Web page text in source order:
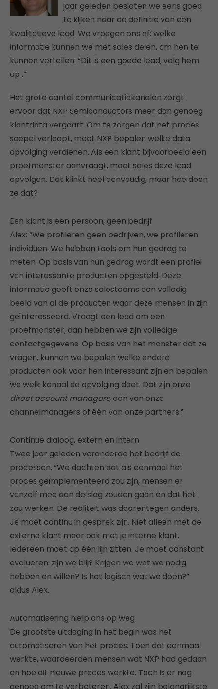
jaar geleden besloten we eens goed
te kijken naar de definitie van een
kwalitatieve lead. We vroegen ons af: welke
informatie kunnen we met sales delen, om hen te
kunnen vertellen: “Dit is een goede lead, volg hem
op .”
Het grote aantal communicatiekanalen zorgt
ervoor dat NXP Semiconductors meer dan genoeg
klantdata vergaart. Om te zorgen dat het proces
soepel verloopt, moet NXP bepalen welke data
opvolging verdienen. Als een klant bijvoorbeeld een
proefmonster aanvraagt, moet sales deze lead
opvolgen. Dat klinkt heel eenvoudig, maar hoe doen
ze dat?
Een klant is een persoon, geen bedrijf
Alex: “We profileren geen bedrijven, we profileren
individuen. We hebben tools om hun gedrag te
meten. Op basis van hun gedrag wordt een profiel
van interessante producten opgesteld. Deze
informatie geeft onze salesteams een volledig
beeld van al de producten waar deze mensen in zijn
geïnteresseerd. Vraagt een lead om een
proefmonster, dan hebben we zijn volledige
contactgegevens. Op basis van het monster dat ze
vragen, kunnen we bepalen welke andere
producten ook voor hen interessant zijn en bepalen
we welk kanaal de opvolging doet. Dat zijn onze
direct account managers, een van onze
channelmanagers of één van onze partners.”
Continue dialoog, extern en intern
Twee jaar geleden veranderde het bedrijf de
processen. “We dachten dat als eenmaal het
proces geïmplementeerd zou zijn, mensen er
vanzelf mee aan de slag zouden gaan en dat het
zou werken. De realiteit was daarentegen anders.
Je moet continu in gesprek zijn. Niet alleen met de
externe klant maar ook met je interne klant.
Iedereen moet op één lijn zitten. Je moet constant
evalueren: zijn we blij? Krijgen we wat we nodig
hebben en willen? Is het logisch wat we doen?”
aldus Alex.
Automatisering hielp ons op weg
De grootste uitdaging in het begin was het
automatiseren van het proces. Toen dat eenmaal
werkte, waardeerden mensen wat NXP had gedaan
en hoe dit nieuwe proces werkte. Toch is er nog
genoeg om te verbeteren. Alex zal zijn belangrijkste